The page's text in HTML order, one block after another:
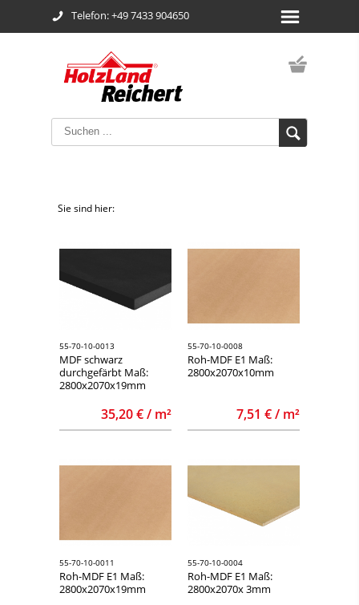
Telefon: +49 7433 904650
Sie sind hier:
55-70-10-0013
MDF schwarz
durchgefärbt Maß:
2800x2070x19mm
35,20 € / m²
55-70-10-0008
Roh-MDF E1 Maß:
2800x2070x10mm
7,51 € / m²
55-70-10-0011
Roh-MDF E1 Maß:
2800x2070x19mm
55-70-10-0004
Roh-MDF E1 Maß:
2800x2070x 3mm